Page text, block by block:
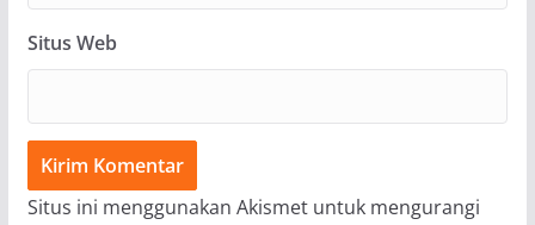
Situs Web
Situs ini menggunakan Akismet untuk mengurangi